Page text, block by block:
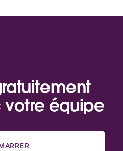
équipe